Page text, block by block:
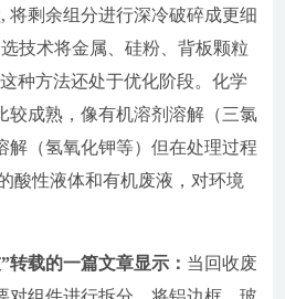
将剩余组分进行深冷破碎成更细
技术将金属、硅粉、背板颗粒
种方法还处于优化阶段。化学
较成熟，像有机溶剂溶解（三氯
解（氢氧化钾等）但在处理过程
酸性液体和有机废液，对环境
转载的一篇文章显示： 当回收废